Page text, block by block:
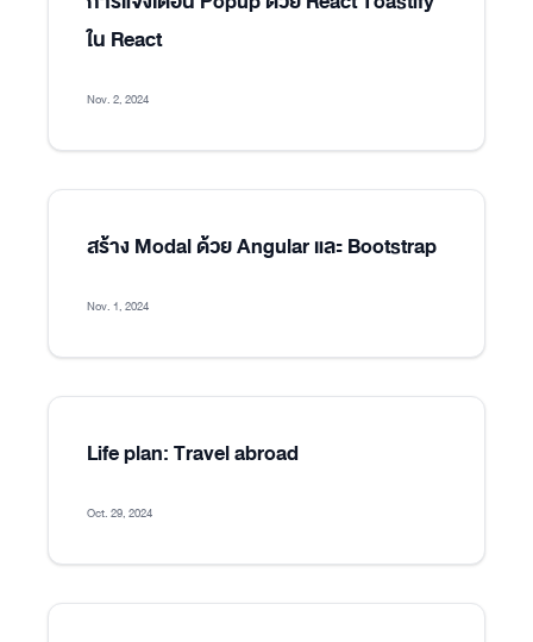
ใน React
Nov. 2, 2024
สร้าง Modal ด้วย Angular และ Bootstrap
Nov. 1, 2024
Life plan: Travel abroad
Oct. 29, 2024